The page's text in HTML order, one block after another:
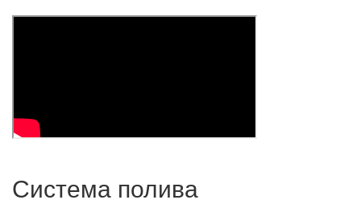
Система полива